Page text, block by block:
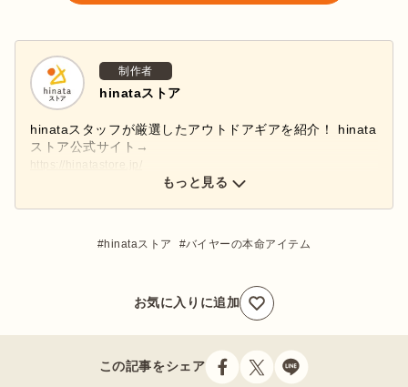
制作者
hinataストア
hinataスタッフが厳選したアウトドアギアを紹介！ hinata
ストア公式サイト→
hinataストア公式インスタグラムアカウント→
もっと見る
hinataストア バイヤーの本命アイテム
お気に入りに追加
この記事をシェア